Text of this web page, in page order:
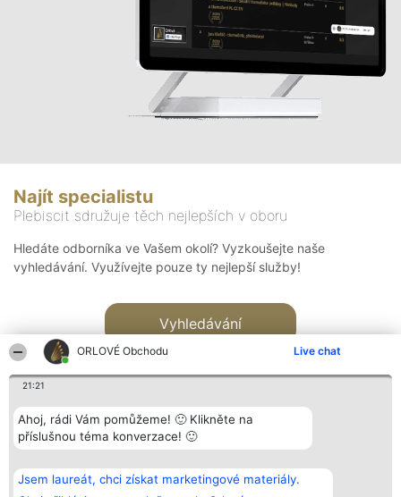
ORLOVÉ Obchodu Live chat
21:21
Ahoj, rádi Vám pomůžeme! 🙂 Klikněte na
příslušnou téma konverzace! 🙂
Jsem laureát, chci získat marketingové materiály.
Najít specialistu
Plebiscit sdružuje těch nejlepších v oboru
Hledáte odborníka ve Vašem okolí? Vyzkoušejte naše
vyhledávání. Využívejte pouze ty nejlepší služby!
Vyhledávání
Bright Side Solutions sp. z o.
o. sp. k.
ul. Ruska 22
Vítězové
Seznam všech
laureátů
Kontakt